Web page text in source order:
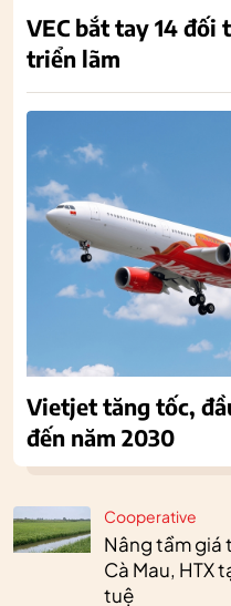
Cooperative
Nâng tầm giá
Cà Mau, HTX
tuệ
VEC bắt tay 14 đối
triển lãm
Vietjet tăng tốc,
đến năm 2030